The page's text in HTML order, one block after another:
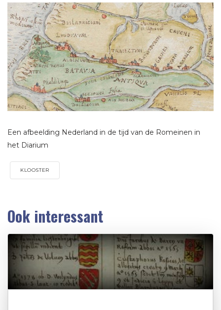
Een afbeelding Nederland in de tijd van de Romeinen in
het Diarium
KLOOSTER
Ook interessant